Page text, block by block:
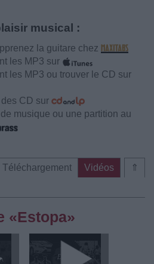
musical :
la guitare chez
les MP3 sur
les MP3 ou trouver le CD sur
CD sur
musique ou une partition au
⇑
Téléchargement
Vidéos
«Estopa»